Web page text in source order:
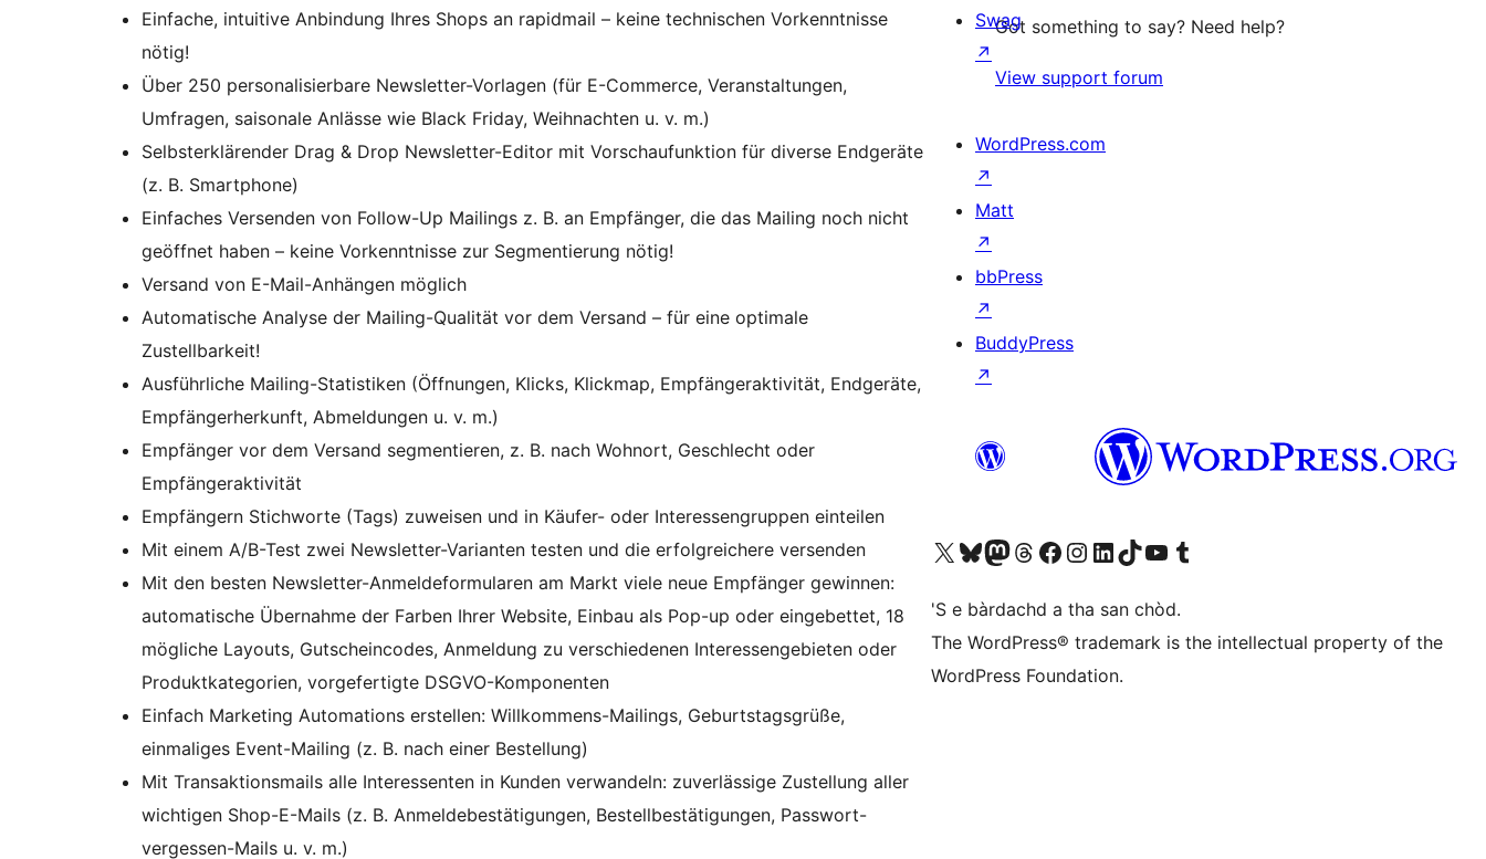
Einfache, intuitive Anbindung Ihres Shops an rapidmail – keine technischen Vorkenntnisse
nötig!
Über 250 personalisierbare Newsletter-Vorlagen (für E-Commerce, Veranstaltungen,
Umfragen, saisonale Anlässe wie Black Friday, Weihnachten u. v. m.)
Selbsterklärender Drag & Drop Newsletter-Editor mit Vorschaufunktion für diverse Endgeräte
(z. B. Smartphone)
Einfaches Versenden von Follow-Up Mailings z. B. an Empfänger, die das Mailing noch nicht
geöffnet haben – keine Vorkenntnisse zur Segmentierung nötig!
Versand von E-Mail-Anhängen möglich
Automatische Analyse der Mailing-Qualität vor dem Versand – für eine optimale
Zustellbarkeit!
Ausführliche Mailing-Statistiken (Öffnungen, Klicks, Klickmap, Empfängeraktivität, Endgeräte,
Empfängerherkunft, Abmeldungen u. v. m.)
Empfänger vor dem Versand segmentieren, z. B. nach Wohnort, Geschlecht oder
Empfängeraktivität
Empfängern Stichworte (Tags) zuweisen und in Käufer- oder Interessengruppen einteilen
Mit einem A/B-Test zwei Newsletter-Varianten testen und die erfolgreichere versenden
Mit den besten Newsletter-Anmeldeformularen am Markt viele neue Empfänger gewinnen:
automatische Übernahme der Farben Ihrer Website, Einbau als Pop-up oder eingebettet, 18
mögliche Layouts, Gutscheincodes, Anmeldung zu verschiedenen Interessengebieten oder
Produktkategorien, vorgefertigte DSGVO-Komponenten
Einfach Marketing Automations erstellen: Willkommens-Mailings, Geburtstagsgrüße,
einmaliges Event-Mailing (z. B. nach einer Bestellung)
Mit Transaktionsmails alle Interessenten in Kunden verwandeln: zuverlässige Zustellung aller
wichtigen Shop-E-Mails (z. B. Anmeldebestätigungen, Bestellbestätigungen, Passwort-
vergessen-Mails u. v. m.)
Got something to say? Need help?
View support forum
Swag
↗
WordPress.com
↗
Matt
↗
bbPress
↗
BuddyPress
↗
Visit our X (formerly Twitter) account
Visit our Bluesky account
Visit our Mastodon account
Visit our Threads account
Visit our Facebook page
Visit our Instagram account
Visit our LinkedIn account
Visit our TikTok account
Visit our YouTube channel
Visit our Tumblr account
'S e bàrdachd a tha san chòd.
The WordPress® trademark is the intellectual property of the
WordPress Foundation.